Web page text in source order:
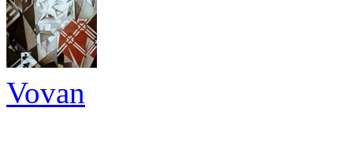
Vovan